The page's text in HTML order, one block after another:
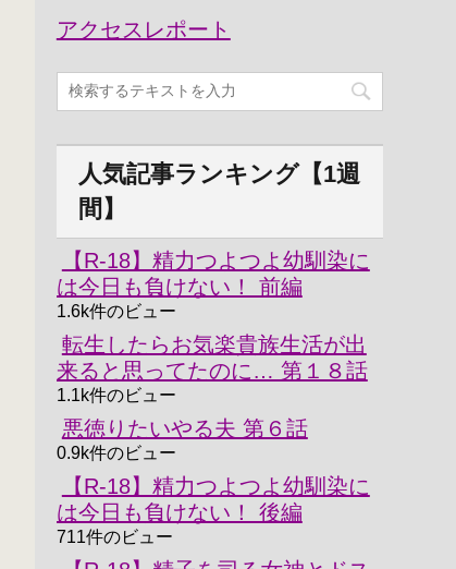
アクセスレポート
人気記事ランキング【1週
間】
【R-18】精力つよつよ幼馴染に
は今日も負けない！ 前編
1.6k件のビュー
転生したらお気楽貴族生活が出
来ると思ってたのに… 第１８話
1.1k件のビュー
悪徳りたいやる夫 第６話
0.9k件のビュー
【R-18】精力つよつよ幼馴染に
は今日も負けない！ 後編
711件のビュー